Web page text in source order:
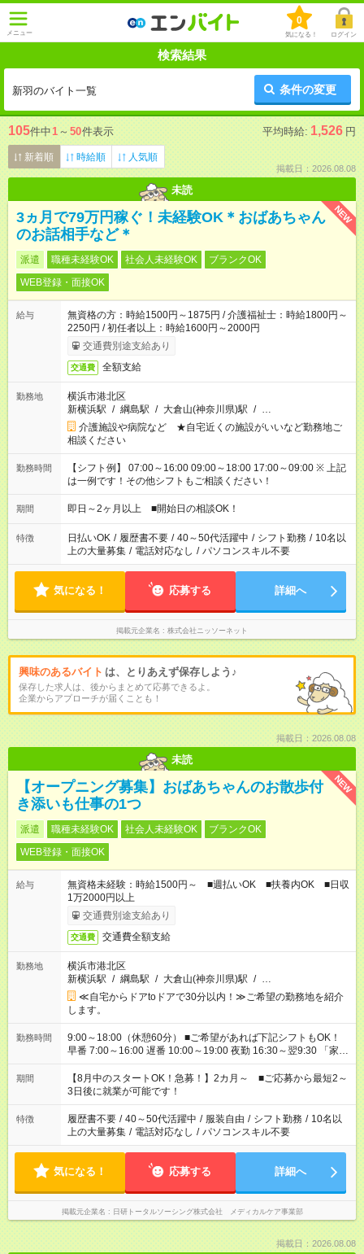
メニュー
0
気になる！ ログイン
検索結果
新羽のバイト一覧 条件の変更
105件中1 ～ 50件表示 平均時給: 1,526 円
新着順 時給順 人気順
掲載日：2026.08.08
未読
NEW
3ヵ月で79万円稼ぐ！未経験OK＊おばあちゃん
のお話相手など＊
派遣 職種未経験OK 社会人未経験OK
ブランクOK
WEB登録・面接OK
給与
無資格の方：時給1500円～1875円 / 介護福祉士：時給1800円～
2250円 / 初任者以上：時給1600円～2000円
交通費別途支給あり
交通費 全額支給
勤務地
横浜市港北区
新横浜駅 / 綱島駅 / 大倉山(神奈川県)駅 / …
介護施設や病院など ★自宅近くの施設がいいなど勤務地ご
相談ください
勤務時間
【シフト例】 07:00～16:00 09:00～18:00 17:00～09:00 ※ 上記
は一例です！その他シフトもご相談ください！
期間 即日～2ヶ月以上 ■開始日の相談OK！
特徴 日払いOK / 履歴書不要 / 40～50代活躍中 / シフト勤務 / 10名以
上の大量募集 / 電話対応なし / パソコンスキル不要
気になる！ 応募する 詳細へ
掲載元企業名 株式会社ニッソーネット
興味のあるバイト は、とりあえず保存しよう♪
保存した求人は、後からまとめて応募できるよ。
企業からアプローチが届くことも！
掲載日：2026.08.08
未読
NEW
【オープニング募集】おばあちゃんのお散歩付
き添いも仕事の1つ
派遣 職種未経験OK 社会人未経験OK
ブランクOK
WEB登録・面接OK
給与
無資格未経験：時給1500円～ ■週払いOK ■扶養内OK ■日収
1万2000円以上
交通費別途支給あり
交通費 交通費全額支給
勤務地
横浜市港北区
新横浜駅 / 綱島駅 / 大倉山(神奈川県)駅 / …
≪自宅からドアtoドアで30分以内！≫ご希望の勤務地を紹介
します。
勤務時間
9:00～18:00（休憩60分） ■ご希望があれば下記シフトもOK！
早番 7:00～16:00 遅番 10:00～19:00 夜勤 16:30～翌9:30 「家族
と休みを合わせたい」 「余裕を持って夕飯の準備がしたい」
「できれば残業はしたくない」 など、ご希望を教えてください
ね。 ※Wワーク希望の方へ 今ご覧のお仕事で希望する勤務時間
と、もう1つのお仕事の勤務時間。 合計で週40時間を超える場
合は応募できません。
期間
【8月中のスタートOK！急募！】2カ月～ ■ご応募から最短2～
3日後に就業が可能です！
特徴 履歴書不要 / 40～50代活躍中 / 服装自由 / シフト勤務 / 10名以
上の大量募集 / 電話対応なし / パソコンスキル不要
気になる！ 応募する 詳細へ
掲載元企業名 日研トータルソーシング株式会社 メディカルケア事業部
掲載日：2026.08.08